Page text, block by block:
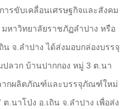
ารขับเคลื่อนเศรษฐกิจและสังคม
มหาวิทยาลัยราชภัฏลำปาง หรือ
น จ.ลำปาง ได้ส่งมอบกล่องบรรจุ
ลวก บ้านปากกอง หมู่ 3 ต.นา
ากผลิตภัณฑ์และบรรจุภัณฑ์ใหม่
ต.นาโป่ง อ.เถิน จ.ลำปาง เพื่อส่ง